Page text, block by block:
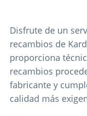
Disfrute de un
recambios de
proporciona
recambios
fabricante y
calidad más